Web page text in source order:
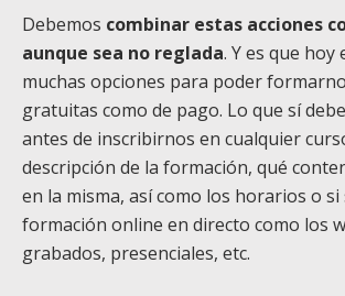
Debemos combinar estas acciones
aunque sea no reglada. Y es que hoy
muchas opciones para poder
gratuitas como de pago. Lo que sí
antes de inscribirnos en cualquier
descripción de la formación, qué
en la misma, así como los horarios o
formación online en directo como los
grabados, presenciales, etc.